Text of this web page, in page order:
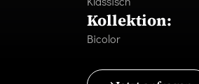
Kollektion:
Bicolor